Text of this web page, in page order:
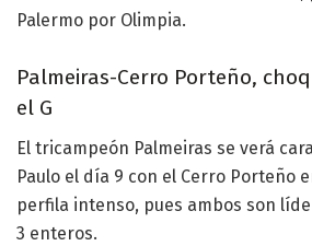
Palermo por Olimpia.
Palmeiras-Cerro Porteño,
el G
El tricampeón Palmeiras se verá
Paulo el día 9 con el Cerro Porteño
perfila intenso, pues ambos son
3 enteros.